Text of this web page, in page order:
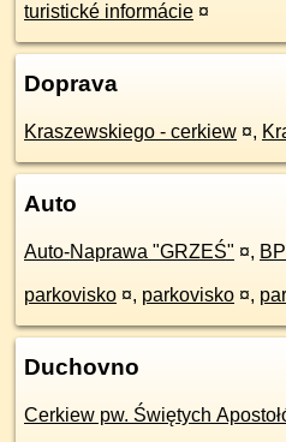
turistické informácie ¤
Doprava
Kraszewskiego - cerkiew ¤,
Auto
Auto-Naprawa "GRZEŚ" ¤,
parkovisko ¤, parkovisko ¤,
Duchovno
Cerkiew pw. Świętych